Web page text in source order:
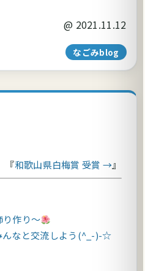
@ 2021.11.12
なごみblog
和歌山県白梅賞 受賞 →
り作り～
んなと交流しよう(^_-)-☆